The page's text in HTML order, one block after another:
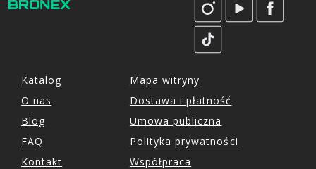
Katalog
O nas
Blog
FAQ
Kontakt
Mapa witryny
Dostawa i płatność
Umowa publiczna
Polityka prywatności
Współpraca